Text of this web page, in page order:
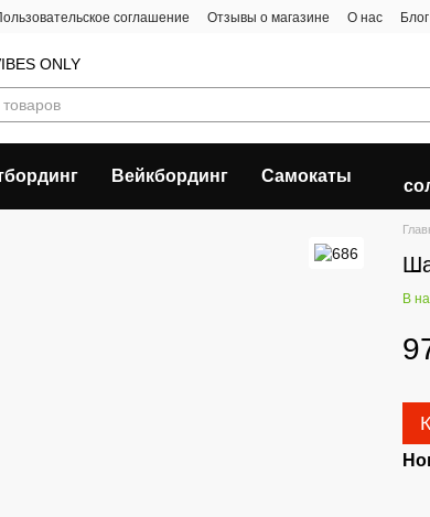
соглашение Отзывы о магазине О нас Блог
ONLY
Вейкбординг Самокаты
В